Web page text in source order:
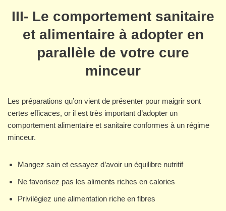
III- Le comportement sanitaire
et alimentaire à adopter en
parallèle de votre cure
minceur
Les préparations qu’on vient de présenter pour maigrir sont
certes efficaces, or il est très important d’adopter un
comportement alimentaire et sanitaire conformes à un régime
minceur.
Mangez sain et essayez d’avoir un équilibre nutritif
Ne favorisez pas les aliments riches en calories
Privilégiez une alimentation riche en fibres